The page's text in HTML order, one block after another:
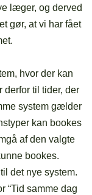
læger, og derved
gør, at vi har fået
hvor der kan
derfor til tider, der
system gælder
kan bookes
af den valgte
bookes.
det nye system.
“Tid samme dag